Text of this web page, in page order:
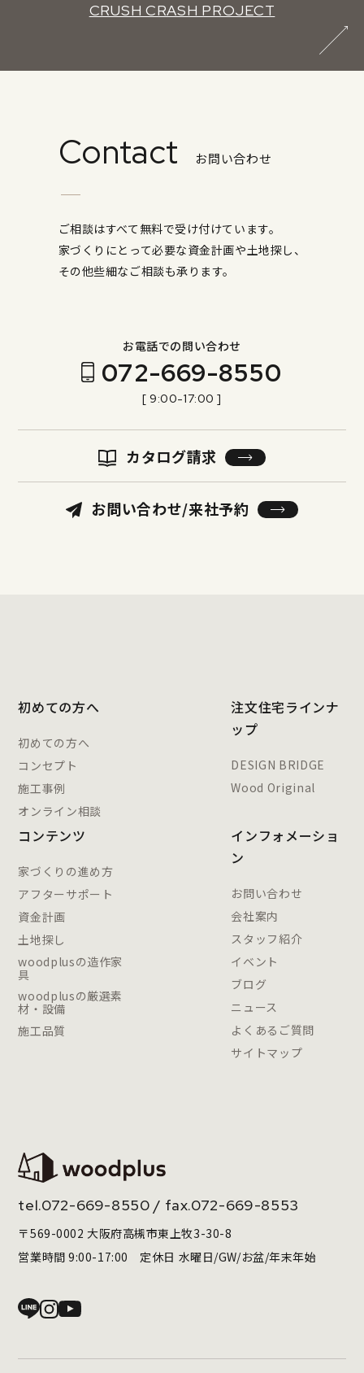
CRUSH CRASH PROJECT
Contact お問い合わせ
ご相談はすべて無料で受け付けています。
家づくりにとって必要な資金計画や土地探し、
その他些細なご相談も承ります。
お電話での問い合わせ
072-669-8550
[ 9:00-17:00 ]
カタログ請求
お問い合わせ/来社予約
初めての方へ
初めての方へ
コンセプト
施工事例
オンライン相談
注文住宅ラインナ
ップ
DESIGN BRIDGE
Wood Original
コンテンツ
家づくりの進め方
アフターサポート
資金計画
土地探し
woodplusの造作家
具
woodplusの厳選素
材・設備
施工品質
インフォメーショ
ン
お問い合わせ
会社案内
スタッフ紹介
イベント
ブログ
ニュース
よくあるご質問
サイトマップ
tel.072-669-8550 / fax.072-669-8553
〒569-0002 大阪府高槻市東上牧3-30-8
営業時間 9:00-17:00 定休日 水曜日/GW/お盆/年末年始